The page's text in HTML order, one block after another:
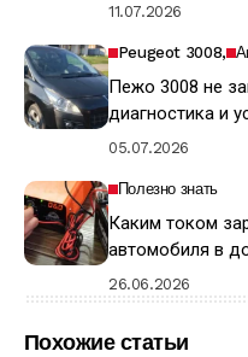
11.07.2026
Peugeot 3008
Пежо 3008 не
диагностика и
05.07.2026
Полезно знать
Каким током
автомобиля в
26.06.2026
Похожие статьи